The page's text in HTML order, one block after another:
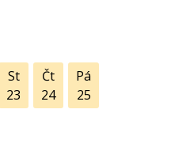
St
23
Čt
24
Pá
25